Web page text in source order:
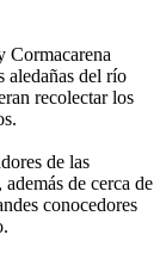
Cormacarena
aledañas del río
recolectar los
de las
de cerca de
conocedores